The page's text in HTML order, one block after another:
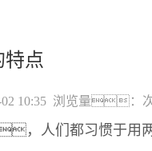
特点
10:35 浏览量：
人们都习惯于用两